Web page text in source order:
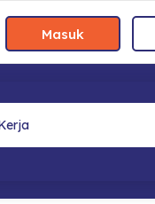
Masuk